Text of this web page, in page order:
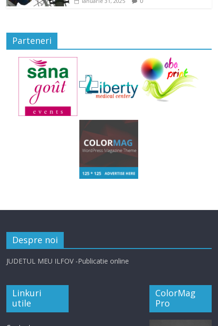
Parteneri
Despre noi
JUDETUL MEU ILFOV -Publicatie online
Linkuri
utile
ColorMag
Pro